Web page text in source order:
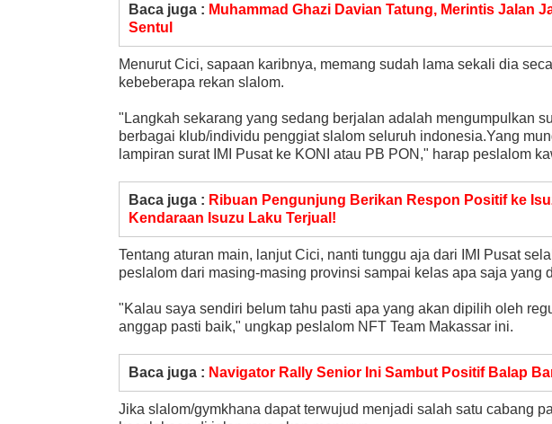
Baca juga : Muhammad Ghazi Davian Tatung, Merintis Jalan
Sentul
Menurut Cici, sapaan karibnya, memang sudah lama sekali dia
kebeberapa rekan slalom.
"Langkah sekarang yang sedang berjalan adalah mengumpulkan
berbagai klub/individu penggiat slalom seluruh indonesia.Yang
lampiran surat IMI Pusat ke KONI atau PB PON," harap peslalom
Baca juga : Ribuan Pengunjung Berikan Respon Positif ke
Kendaraan Isuzu Laku Terjual!
Tentang aturan main, lanjut Cici, nanti tunggu aja dari IMI Pusat
peslalom dari masing-masing provinsi sampai kelas apa saja yang
"Kalau saya sendiri belum tahu pasti apa yang akan dipilih oleh
anggap pasti baik," ungkap peslalom NFT Team Makassar ini.
Baca juga : Navigator Rally Senior Ini Sambut Positif Balap
Jika slalom/gymkhana dapat terwujud menjadi salah satu cabang